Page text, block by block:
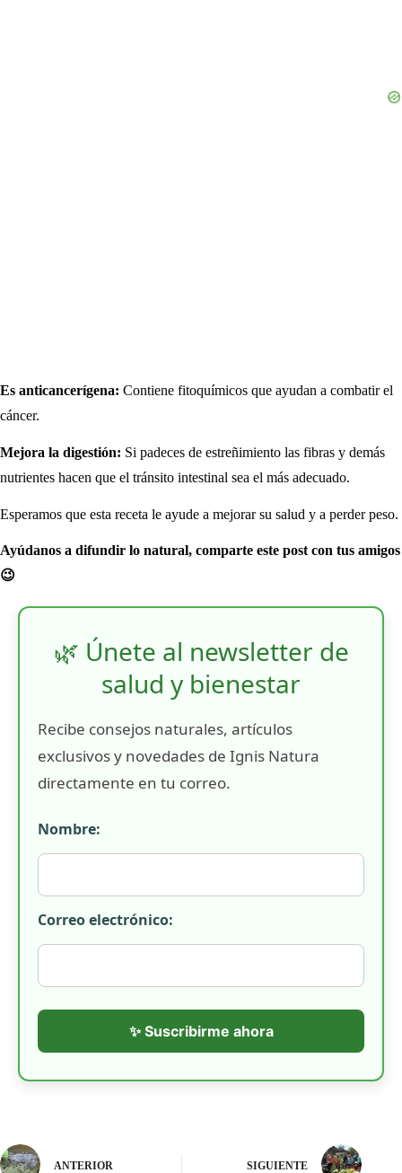
Es anticancerígena: Contiene fitoquímicos que ayudan a combatir el
cáncer.
Mejora la digestión: Si padeces de estreñimiento las fibras y demás
nutrientes hacen que el tránsito intestinal sea el más adecuado.
Esperamos que esta receta le ayude a mejorar su salud y a perder peso.
Ayúdanos a difundir lo natural, comparte este post con tus amigos
😉
🌿 Únete al newsletter de
salud y bienestar
Recibe consejos naturales, artículos
exclusivos y novedades de Ignis Natura
directamente en tu correo.
Nombre:
Correo electrónico:
✨ Suscribirme ahora
ANTERIOR SIGUIENTE